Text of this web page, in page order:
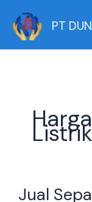
content
PT
Listrik
Jual
Sepatu